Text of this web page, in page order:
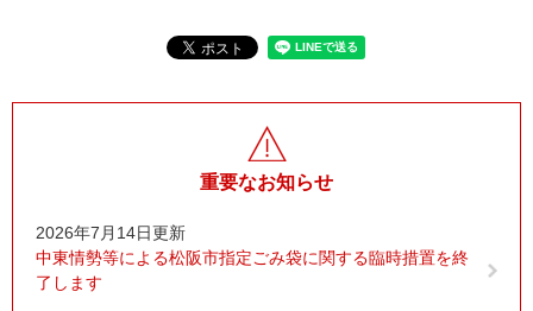
重要なお知らせ
2026年7月14日更新
中東情勢等による松阪市指定ごみ袋に関する臨時措置を終
了します